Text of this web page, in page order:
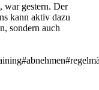
war gestern. Der
kann aktiv dazu
sondern auch